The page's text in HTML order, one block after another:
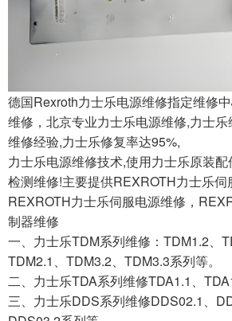
德国Rexroth力士乐电源维修指定维修
维修，北京专业力士乐电源维修,力士
维修经验,力士乐修复率达95%,
力士乐电源维修技术,使用力士乐原装
检测维修!主要提供REXROTH力士乐伺
REXROTH力士乐伺服电源维修，
制器维修
一、力士乐TDM系列维修：TDM1.2、
TDM2.1、TDM3.2、TDM3.3系列等。
二、力士乐TDA系列维修TDA1.1、
三、力士乐DDS系列维修DDS02.1、